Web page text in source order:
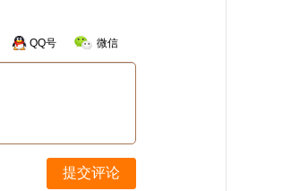
QQ号 微信
提交评论